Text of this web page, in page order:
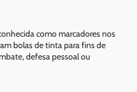
como marcadores nos
bolas de tinta para fins de
defesa pessoal ou